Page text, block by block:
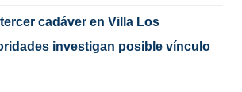
cadáver en Villa Los
investigan posible vínculo